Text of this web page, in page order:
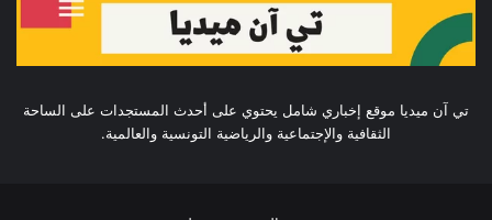
تي آن ميديا موقع إخباري شامل يحتوي على أحدث المستجدات على الساحة
الثقافية والإجتماعية والرياضية التونسية والعالمية.